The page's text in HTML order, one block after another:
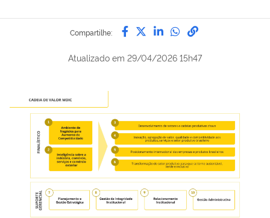
Compartilhe: Compartilhe por Facebook
Compartilhe por Twitter
Compartilhe por
Compartilhe
link para
Atualizado em 29/04/2026 15h47